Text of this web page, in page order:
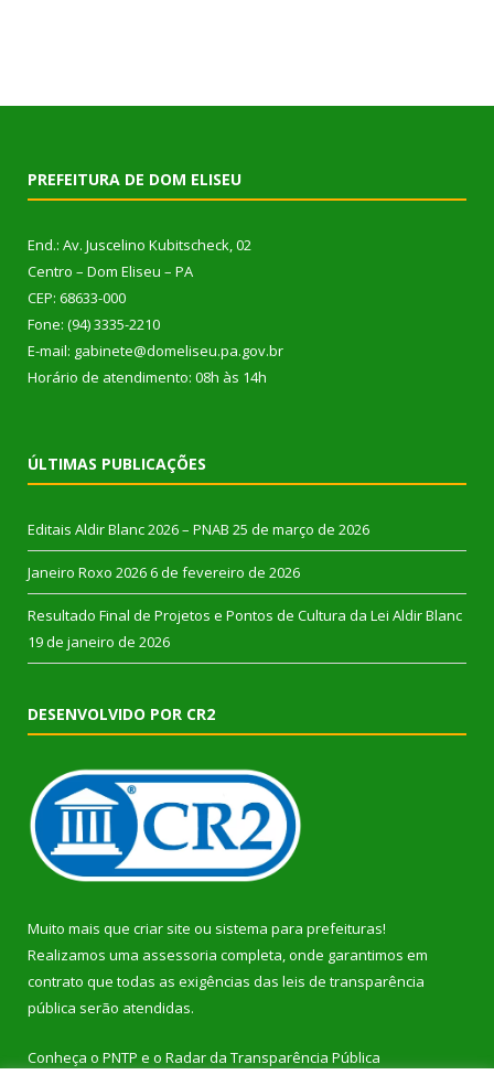
PREFEITURA DE DOM ELISEU
End.: Av. Juscelino Kubitscheck, 02
Centro – Dom Eliseu – PA
CEP: 68633-000
Fone: (94) 3335-2210
E-mail: gabinete@domeliseu.pa.gov.br
Horário de atendimento: 08h às 14h
ÚLTIMAS PUBLICAÇÕES
Editais Aldir Blanc 2026 – PNAB 25 de março de 2026
Janeiro Roxo 2026 6 de fevereiro de 2026
Resultado Final de Projetos e Pontos de Cultura da Lei Aldir Blanc
19 de janeiro de 2026
DESENVOLVIDO POR CR2
Muito mais que criar site ou sistema para prefeituras!
Realizamos uma assessoria completa, onde garantimos em
contrato que todas as exigências das leis de transparência
pública serão atendidas.
Conheça o PNTP e o Radar da Transparência Pública